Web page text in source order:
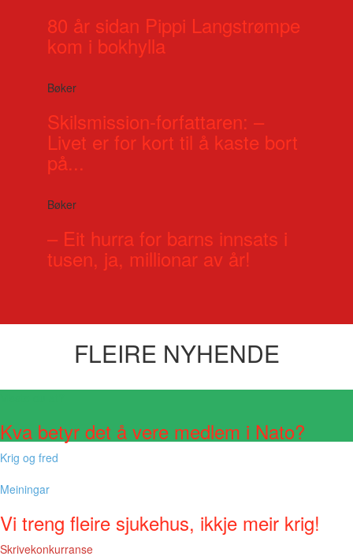
80 år sidan Pippi Langstrømpe
kom i bokhylla
Bøker
Skilsmission-forfattaren: –
Livet er for kort til å kaste bort
på...
Bøker
– Eit hurra for barns innsats i
tusen, ja, millionar av år!
FLEIRE NYHENDE
Kva betyr det å vere medlem i Nato?
Krig og fred
Meiningar
Vi treng fleire sjukehus, ikkje meir krig!
Skrivekonkurranse